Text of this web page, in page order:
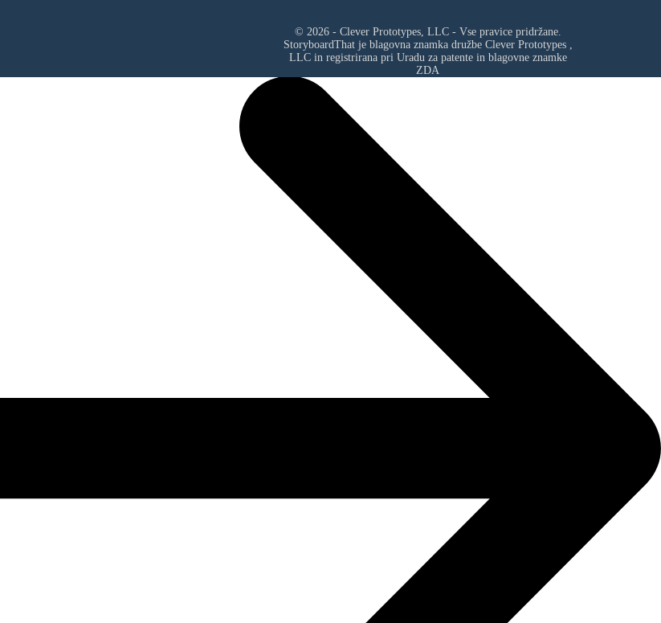
© 2026 - Clever Prototypes, LLC - Vse pravice pridržane.
StoryboardThat je blagovna znamka družbe Clever Prototypes ,
LLCin registrirana pri Uradu za patente in blagovne znamke
ZDA